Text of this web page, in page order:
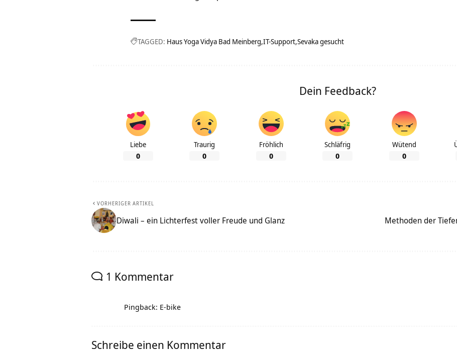
TAGGED: Haus Yoga Vidya Bad Meinberg IT-Support Sevaka gesucht
Dein Feedback?
Liebe
0
Traurig
0
Fröhlich
0
Schläfrig
0
Wütend
0
VORHERIGER ARTIKEL
Diwali – ein Lichterfest voller Freude und Glanz Methoden der
1 Kommentar
Pingback: E-bike
Schreibe einen Kommentar